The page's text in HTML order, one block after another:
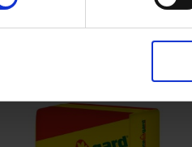
Nr.: 7000835-01-cfg